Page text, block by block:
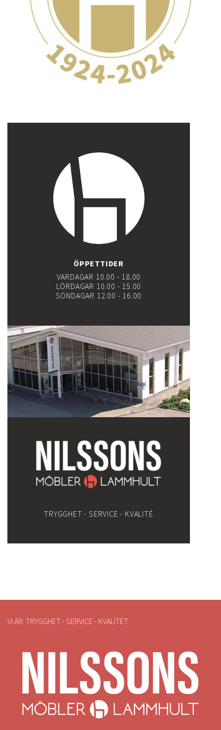
ÖPPETTIDER
VARDAGAR 10.00 - 18.00
LÖRDAGAR 10.00 - 15.00
SÖNDAGAR 12.00 - 16.00
TRYGGHET - SERVICE - KVALITÉ
VI ÄR: TRYGGHET - SERVICE - KVALITET